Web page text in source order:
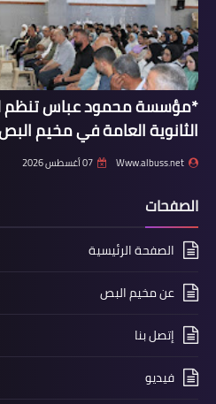
*بالفيديو:جنازة المرحوم
محمد علي الفرماوي
*مؤسسة محمود عباس تنظم
الثانوية العامة في مخيم
Www.albuss.net 07 أغسطس 2026
الصفحات
الصفحة الرئيسية
عن مخيم البص
إتصل بنا
فيديو